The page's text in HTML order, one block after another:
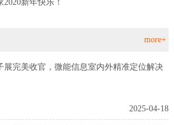
2020新年快乐！
more+
展完美收官，微能信息室内外精准定位解决
2025-04-18